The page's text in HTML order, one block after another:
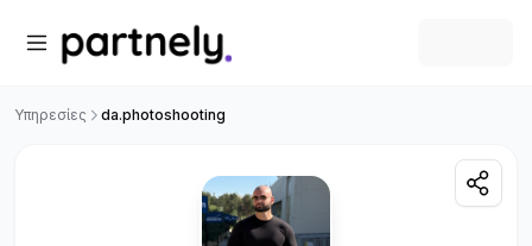
Υπηρεσίες da.photoshooting